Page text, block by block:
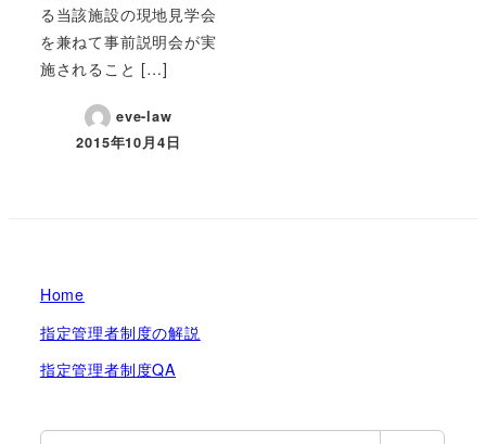
る当該施設の現地見学会
を兼ねて事前説明会が実
施されること […]
eve-law
投稿日
2015年10月4日
Home
指定管理者制度の解説
指定管理者制度QA